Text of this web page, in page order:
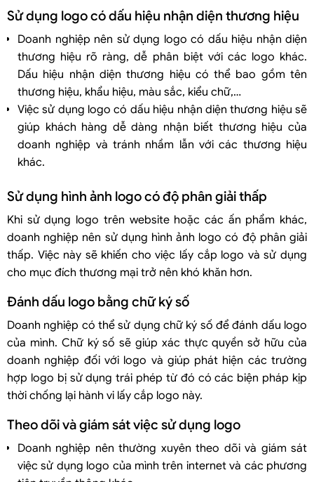
Sử dụng logo có dấu hiệu nhận diện thương hiệu
Doanh nghiệp nên sử dụng logo có dấu hiệu nhận diện
thương hiệu rõ ràng, dễ phân biệt với các logo khác.
Dấu hiệu nhận diện thương hiệu có thể bao gồm tên
thương hiệu, khẩu hiệu, màu sắc, kiểu chữ,…
Việc sử dụng logo có dấu hiệu nhận diện thương hiệu sẽ
giúp khách hàng dễ dàng nhận biết thương hiệu của
doanh nghiệp và tránh nhầm lẫn với các thương hiệu
khác.
Sử dụng hình ảnh logo có độ phân giải thấp
Khi sử dụng logo trên website hoặc các ấn phẩm khác,
doanh nghiệp nên sử dụng hình ảnh logo có độ phân giải
thấp. Việc này sẽ khiến cho việc lấy cắp logo và sử dụng
cho mục đích thương mại trở nên khó khăn hơn.
Đánh dấu logo bằng chữ ký số
Doanh nghiệp có thể sử dụng chữ ký số để đánh dấu logo
của mình. Chữ ký số sẽ giúp xác thực quyền sở hữu của
doanh nghiệp đối với logo và giúp phát hiện các trường
hợp logo bị sử dụng trái phép từ đó có các biện pháp kịp
thời chống lại hành vi lấy cắp logo này.
Theo dõi và giám sát việc sử dụng logo
Doanh nghiệp nên thường xuyên theo dõi và giám sát
việc sử dụng logo của mình trên internet và các phương